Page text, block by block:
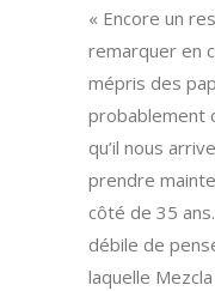
« Encore un
remarquer en
mépris des
probablement
qu’il nous
prendre
côté de 35
débile de
laquelle